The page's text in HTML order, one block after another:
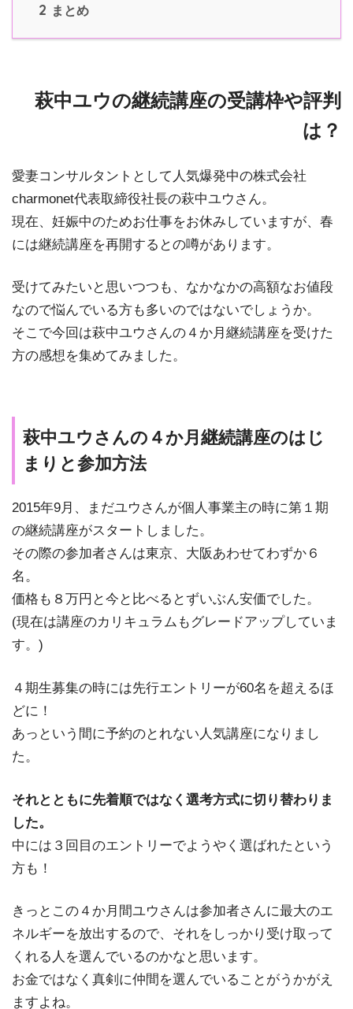
2 まとめ
萩中ユウの継続講座の受講枠や評判
は？
愛妻コンサルタントとして人気爆発中の株式会社
charmonet代表取締役社長の萩中ユウさん。
現在、妊娠中のためお仕事をお休みしていますが、春
には継続講座を再開するとの噂があります。
受けてみたいと思いつつも、なかなかの高額なお値段
なので悩んでいる方も多いのではないでしょうか。
そこで今回は萩中ユウさんの４か月継続講座を受けた
方の感想を集めてみました。
萩中ユウさんの４か月継続講座のはじ
まりと参加方法
2015年9月、まだユウさんが個人事業主の時に第１期
の継続講座がスタートしました。
その際の参加者さんは東京、大阪あわせてわずか６
名。
価格も８万円と今と比べるとずいぶん安価でした。
(現在は講座のカリキュラムもグレードアップしていま
す。)
４期生募集の時には先行エントリーが60名を超えるほ
どに！
あっという間に予約のとれない人気講座になりまし
た。
それとともに先着順ではなく選考方式に切り替わりま
した。
中には３回目のエントリーでようやく選ばれたという
方も！
きっとこの４か月間ユウさんは参加者さんに最大のエ
ネルギーを放出するので、それをしっかり受け取って
くれる人を選んでいるのかなと思います。
お金ではなく真剣に仲間を選んでいることがうかがえ
ますよね。